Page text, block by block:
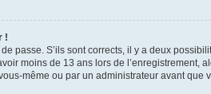
!
passe. S’ils sont corrects, il y a deux
moins de 13 ans lors de
même ou par un administrateur avant